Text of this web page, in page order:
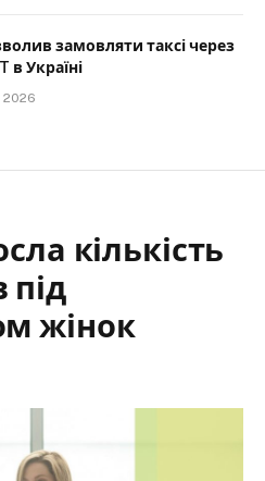
замовляти таксі через
в Україні
2026
кількість
під
жінок